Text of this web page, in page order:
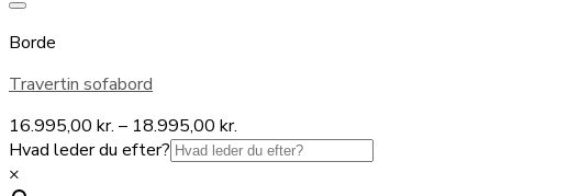
Borde
Travertin sofabord
16.995,00 kr. – 18.995,00 kr.
16.995,00 kr.
Hvad leder du efter?
×